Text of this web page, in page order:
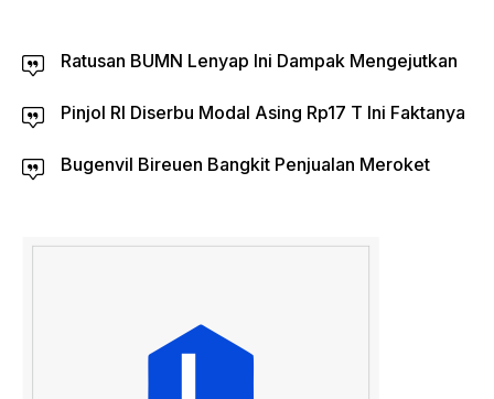
Ratusan BUMN Lenyap Ini Dampak Mengejutkan
Pinjol RI Diserbu Modal Asing Rp17 T Ini Faktanya
Bugenvil Bireuen Bangkit Penjualan Meroket